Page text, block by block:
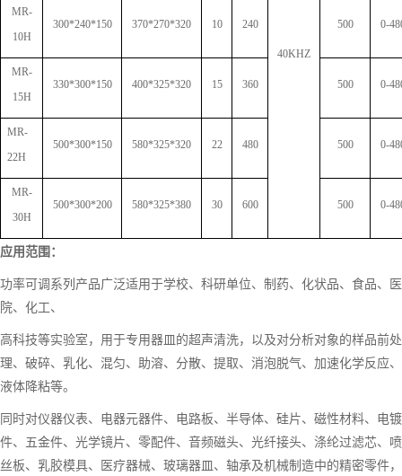
40KHZ
MR-
10H
300*240*150 370*270*320 10 240 500 0-
MR-
15H
330*300*150 400*325*320 15 360 500 0-
MR-
22H
500*300*150 580*325*320 22 480 500 0-
MR-
30H
500*300*200 580*325*380 30 600 500 0-
应用范围：
功率可调系列产品广泛适用于学校、科研单位、制药、化状品、食品、医
院、化工、
高科技等实验室，用于专用器皿的超声清洗，以及对分析对象的样品前处
理、破碎、乳化、混匀、助溶、分散、提取、消泡脱气、加速化学反应、
液体降粘等。
同时对仪器仪表、电器元器件、电路板、半导体、硅片、磁性材料、电镀
件、五金件、光学镜片、零配件、音频磁头、光纤接头、涤纶过滤芯、喷
丝板、乳胶模具、医疗器械、玻璃器皿、轴承及机械制造中的精密零件，